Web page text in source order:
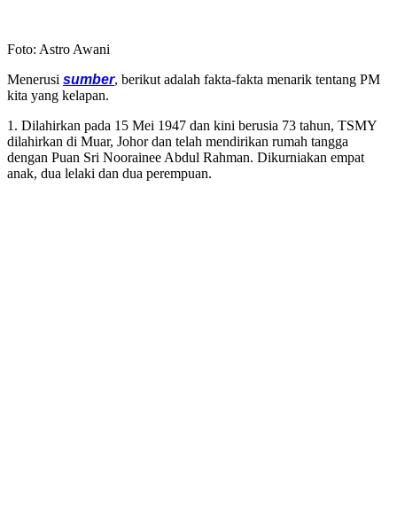
Foto: Astro Awani
Menerusi sumber, berikut adalah fakta-fakta menarik tentang PM
kita yang kelapan.
1. Dilahirkan pada 15 Mei 1947 dan kini berusia 73 tahun, TSMY
dilahirkan di Muar, Johor dan telah mendirikan rumah tangga
dengan Puan Sri Noorainee Abdul Rahman. Dikurniakan empat
anak, dua lelaki dan dua perempuan.